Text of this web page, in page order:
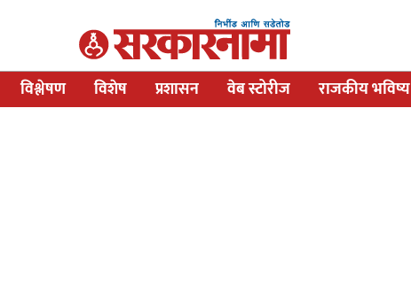
विश्लेषण विशेष प्रशासन वेब स्टोरीज राजकीय भविष्य